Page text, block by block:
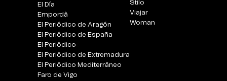
El Día
Empordà
El Periódico de Aragón
El Periódico de España
El Periódico
El Periódico de Extremadura
El Periódico Mediterráneo
Faro de Vigo
Stilo
Viajar
Woman